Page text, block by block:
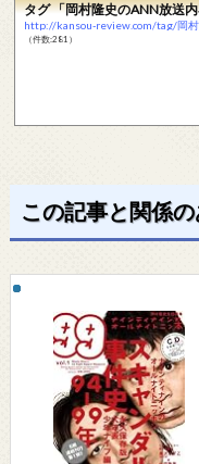
タグ 「岡村隆史のANN放送
http://kansou-review.com/tag/岡
（件数:281）
この記事と関係